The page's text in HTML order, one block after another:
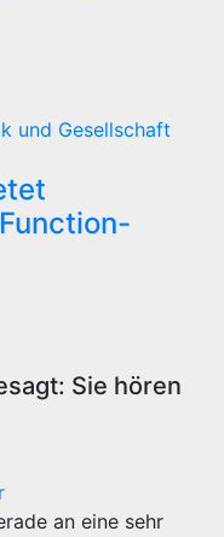
und Gesellschaft
Sie hören
an eine sehr